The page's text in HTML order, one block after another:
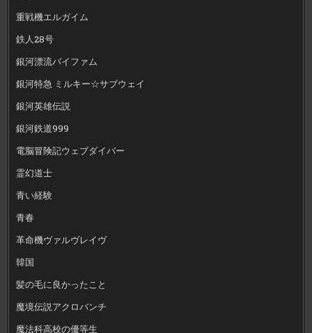
重戦機エルガイム
鉄人28号
銀河漂流バイファム
銀河特急 ミルキー☆サブウェイ
銀河英雄伝説
銀河鉄道999
電脳冒険記ウェブダイバー
霊幻道士
青い経験
青春
革命機ヴァルヴレイヴ
韓国
髪の毛に良かったこと
魔境伝説アクロバンチ
魔法科高校の優等生